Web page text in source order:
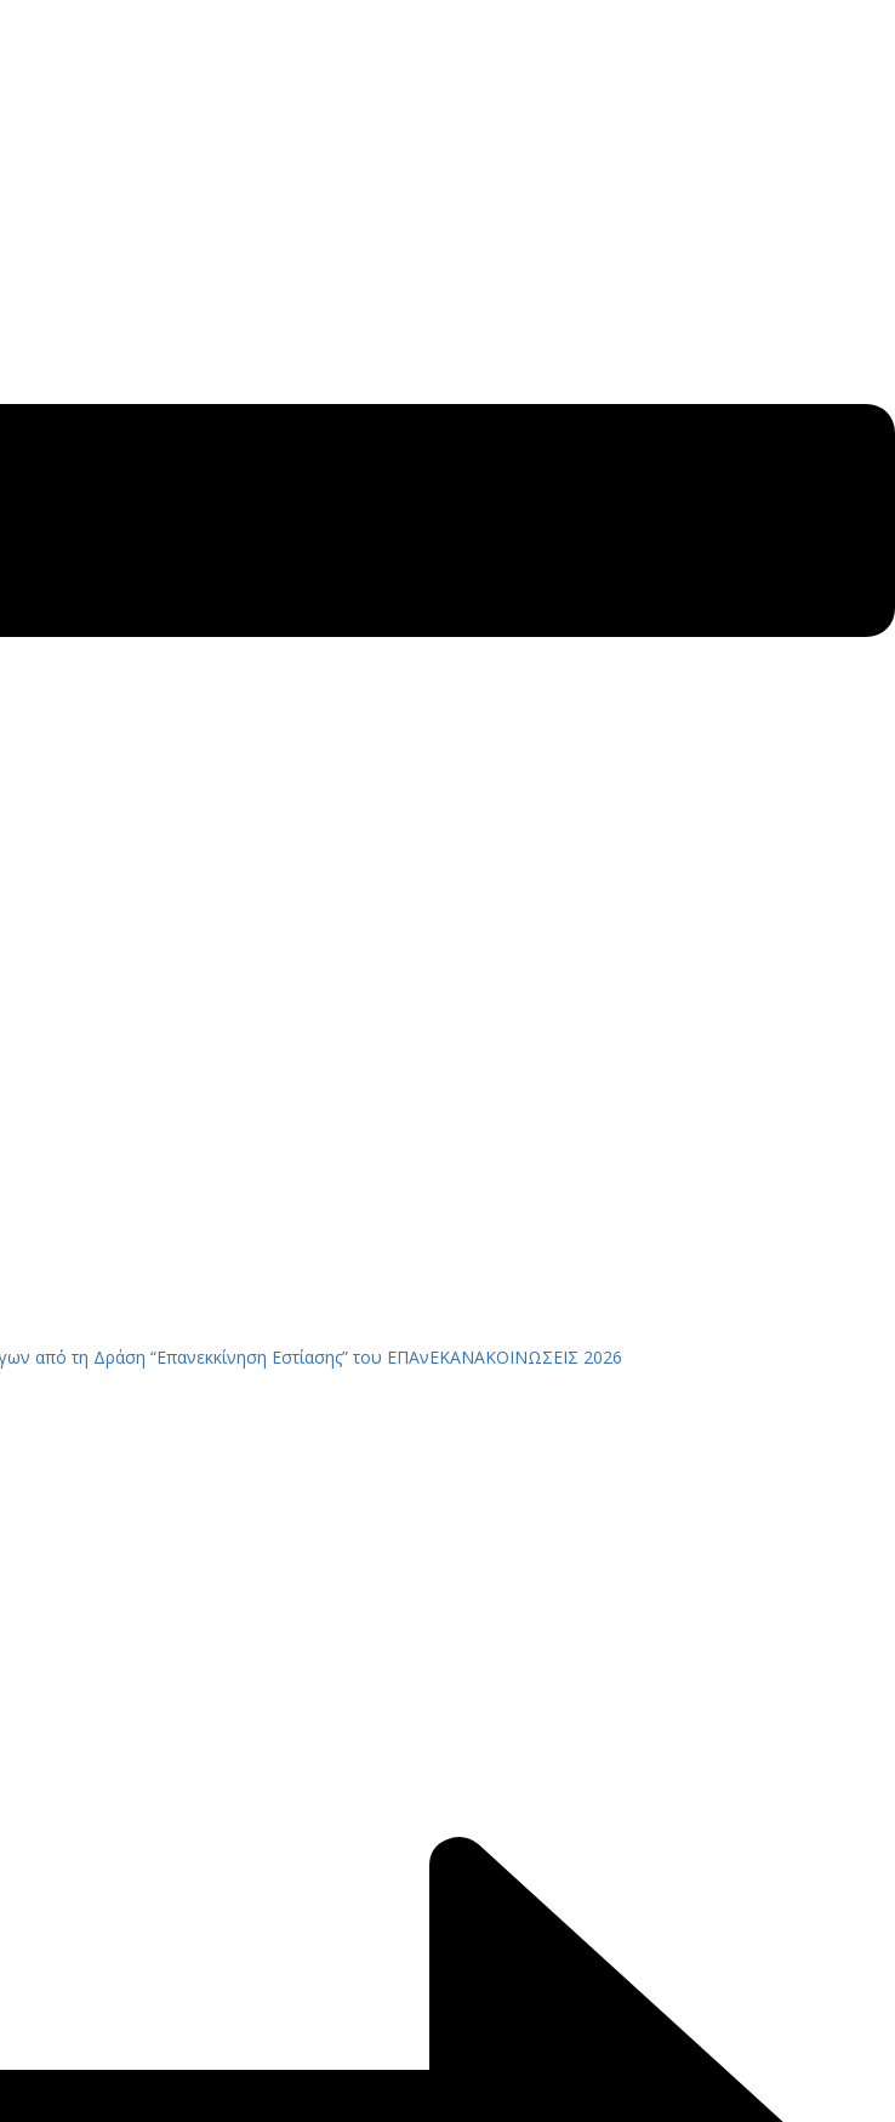
από τη Δράση “Επανεκκίνηση Εστίασης” του ΕΠΑνΕΚΑΝΑΚΟΙΝΩΣΕΙΣ 2026